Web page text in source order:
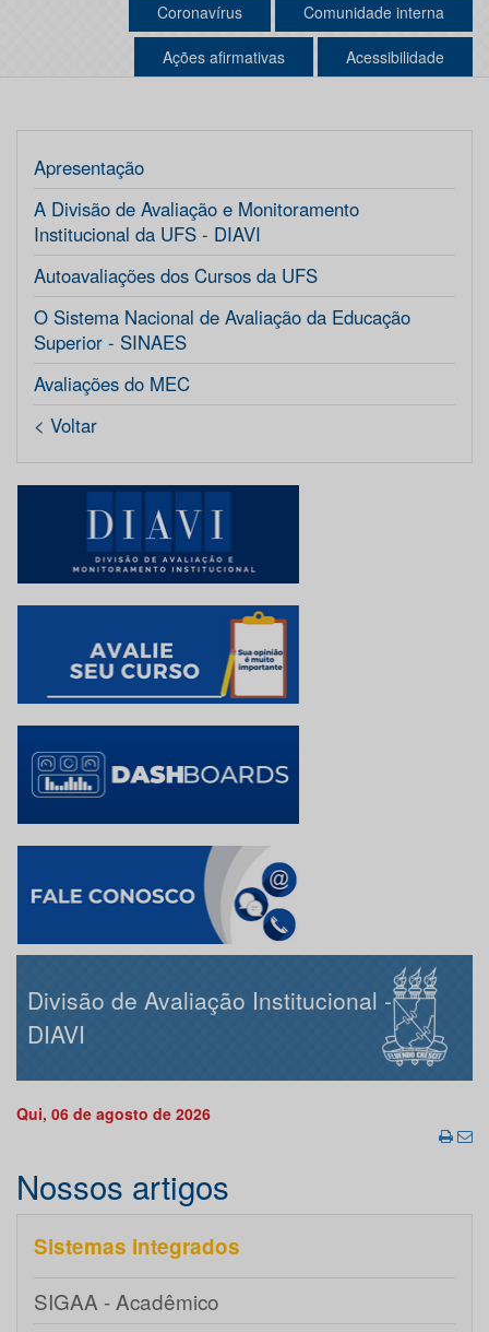
Coronavírus Comunidade interna
Ações afirmativas Acessibilidade
Apresentação
A Divisão de Avaliação e Monitoramento
Institucional da UFS - DIAVI
Autoavaliações dos Cursos da UFS
O Sistema Nacional de Avaliação da Educação
Superior - SINAES
Avaliações do MEC
< Voltar
Divisão de Avaliação Institucional -
DIAVI
Qui, 06 de agosto de 2026
Nossos artigos
Sistemas integrados
SIGAA - Acadêmico